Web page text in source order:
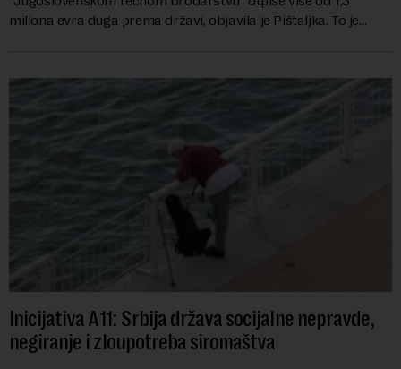
miliona evra duga prema državi, objavila je Pištaljka. To je
Inicijativa A11: Srbija država socijalne nepravde,
negiranje i zloupotreba siromaštva